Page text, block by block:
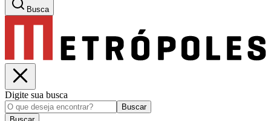
Busca
Digite sua busca
Buscar